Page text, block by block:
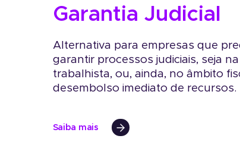
Garantia Judicial
Alternativa para empresas que
garantir processos judiciais, seja
trabalhista, ou, ainda, no âmbito
desembolso imediato de recursos.
Saiba mais